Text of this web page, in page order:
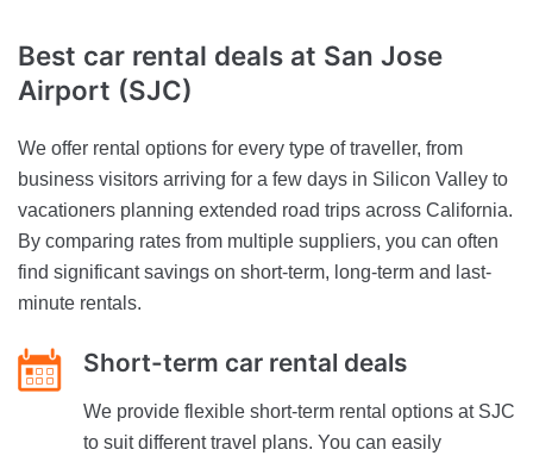
Best car rental deals at San Jose
Airport (SJC)
We offer rental options for every type of traveller, from
business visitors arriving for a few days in Silicon Valley to
vacationers planning extended road trips across California.
By comparing rates from multiple suppliers, you can often
find significant savings on short-term, long-term and last-
minute rentals.
Short-term car rental deals
We provide flexible short-term rental options at SJC
to suit different travel plans. You can easily